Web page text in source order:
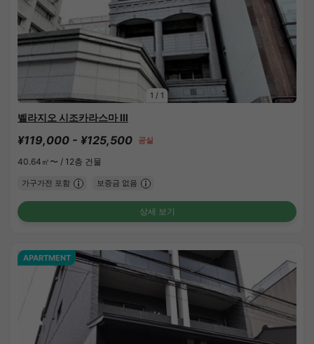
1 / 1
벨라지오 시조카라스마 Ⅲ
¥119,000 - ¥125,500 공실
40.64㎡〜 / 12층 건물
가구가전 포함 보증금 없음
상세 보기
APARTMENT